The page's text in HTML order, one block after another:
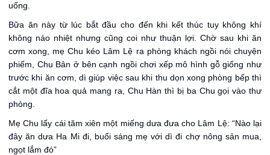
uống.
Bữa ăn này từ lúc bắt đầu cho đến khi kết thúc tuy không khí
không náo nhiệt nhưng cũng coi như thuận lợi. Chờ sau khi ăn
cơm xong, mẹ Chu kéo Lâm Lệ ra phòng khách ngồi nói chuyện
phiếm, Chu Bân ở bên cạnh ngồi chơi xếp mô hình gỗ giống như
trước khi ăn cơm, dì giúp việc sau khi thu dọn xong phòng bếp thì
cắt một đĩa hoa quả mang ra, Chu Hàn thì bị ba Chu gọi vào thư
phòng.
Mẹ Chu lấy cái tăm xiên một miếng dưa đưa cho Lâm Lệ: “Nào lại
đây ăn dưa Ha Mi đi, buổi sáng mẹ với dì đi chợ nông sản mua,
ngọt lắm đó”